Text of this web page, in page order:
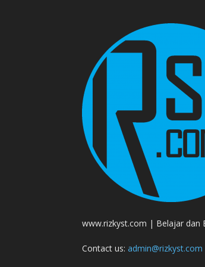
www.rizkyst.com | Belajar dan
Contact us: admin@rizkyst.com